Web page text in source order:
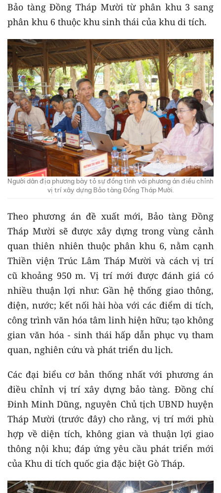
Bảo tàng Đồng Tháp Mười từ phân khu 3 sang
phân khu 6 thuộc khu sinh thái của khu di tích.
Người dân địa phương bày tỏ sự đồng tình với phương án điều chỉnh
vị trí xây dựng Bảo tàng Đồng Tháp Mười.
Theo phương án đề xuất mới, Bảo tàng Đồng
Tháp Mười sẽ được xây dựng trong vùng cảnh
quan thiên nhiên thuộc phân khu 6, nằm cạnh
Thiền viện Trúc Lâm Tháp Mười và cách vị trí
cũ khoảng 950 m. Vị trí mới được đánh giá có
nhiều thuận lợi như: Gần hệ thống giao thông,
điện, nước; kết nối hài hòa với các điểm di tích,
công trình văn hóa tâm linh hiện hữu; tạo không
gian văn hóa - sinh thái hấp dẫn phục vụ tham
quan, nghiên cứu và phát triển du lịch.
Các đại biểu cơ bản thống nhất với phương án
điều chỉnh vị trí xây dựng bảo tàng. Đồng chí
Đinh Minh Dũng, nguyên Chủ tịch UBND huyện
Tháp Mười (trước đây) cho rằng, vị trí mới phù
hợp về diện tích, không gian và thuận lợi giao
thông nội khu; đáp ứng yêu cầu phát triển mới
của Khu di tích quốc gia đặc biệt Gò Tháp.